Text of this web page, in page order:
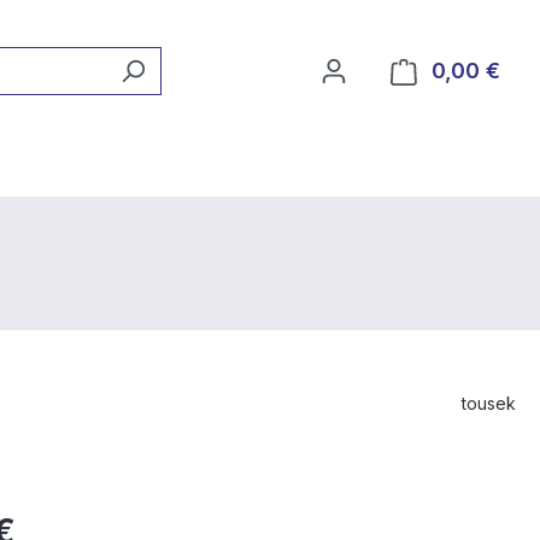
0,00 €
tousek